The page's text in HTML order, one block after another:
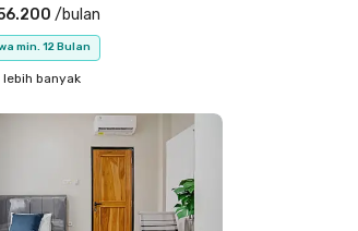
/bulan
min. 12 Bulan
banyak